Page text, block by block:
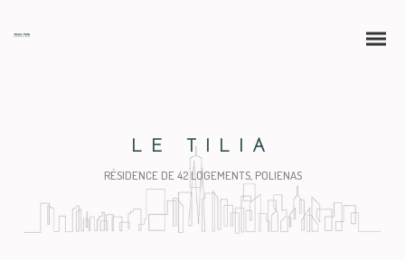
LE TILIA
RÉSIDENCE DE 42 LOGEMENTS, POLIENAS